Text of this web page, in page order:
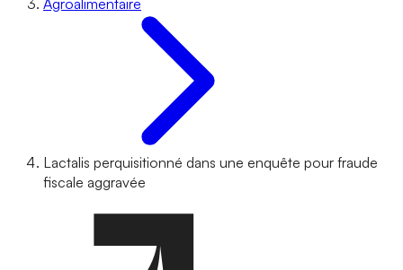
Agroalimentaire
Lactalis perquisitionné dans une enquête pour fraude
fiscale aggravée